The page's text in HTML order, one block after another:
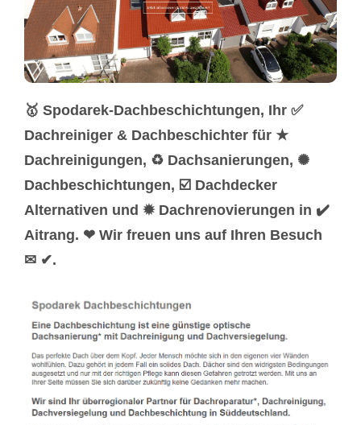
🥇 Spodarek-Dachbeschichtungen, Ihr ✅
Dachreiniger & Dachbeschichter für ★
Dachreinigungen, ♻ Dachsanierungen, ✺
Dachbeschichtungen, ☑️ Dachdecker
Alternativen und ✹ Dachrenovierungen in ✔️
Aitrang. ❤ Wir freuen uns auf Ihren Besuch
✉ ✔.